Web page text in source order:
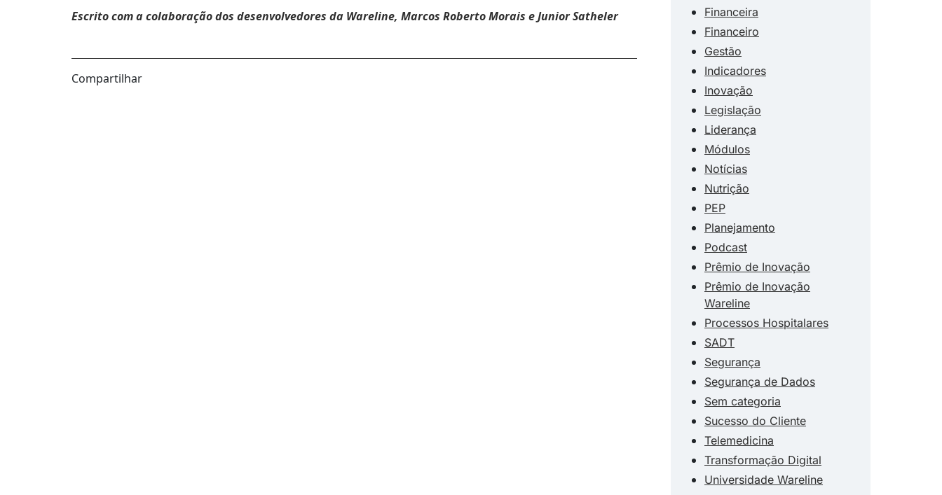
Escrito com a colaboração dos desenvolvedores da Wareline, Marcos Roberto Morais e Junior Satheler
Compartilhar
Financeira
Financeiro
Gestão
Indicadores
Inovação
Legislação
Liderança
Módulos
Notícias
Nutrição
PEP
Planejamento
Podcast
Prêmio de Inovação
Prêmio de Inovação
Wareline
Processos Hospitalares
SADT
Segurança
Segurança de Dados
Sem categoria
Sucesso do Cliente
Telemedicina
Transformação Digital
Universidade Wareline